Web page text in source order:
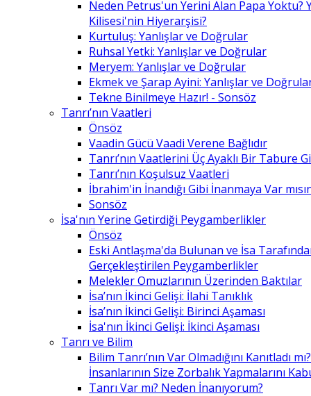
Neden Petrus'un Yerini Alan Papa Yoktu?
Kilisesi'nin Hiyerarşisi?
Kurtuluş: Yanlışlar ve Doğrular
Ruhsal Yetki: Yanlışlar ve Doğrular
Meryem: Yanlışlar ve Doğrular
Ekmek ve Şarap Ayini: Yanlışlar ve
Tekne Binilmeye Hazır! - Sonsöz
Tanrı’nın Vaatleri
Önsöz
Vaadin Gücü Vaadi Verene Bağlıdır
Tanrı’nın Vaatlerini Üç Ayaklı Bir Tabure
Tanrı’nın Koşulsuz Vaatleri
İbrahim'in İnandığı Gibi İnanmaya Var
Sonsöz
İsa'nın Yerine Getirdiği Peygamberlikler
Önsöz
Eski Antlaşma'da Bulunan ve İsa
Gerçekleştirilen Peygamberlikler
Melekler Omuzlarının Üzerinden Baktılar
İsa’nın İkinci Gelişi: İlahi Tanıklık
İsa’nın İkinci Gelişi: Birinci Aşaması
İsa'nın İkinci Gelişi: İkinci Aşaması
Tanrı ve Bilim
Bilim Tanrı’nın Var Olmadığını Kanıtladı
İnsanlarının Size Zorbalık Yapmalarını
Tanrı Var mı? Neden İnanıyorum?